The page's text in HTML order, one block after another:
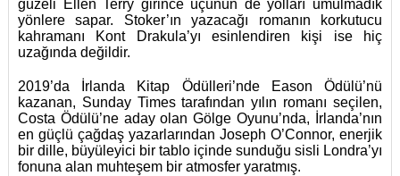
güzeli Ellen Terry girince üçünün de yolları umulmadık
yönlere sapar. Stoker’ın yazacağı romanın korkutucu
kahramanı Kont Drakula’yı esinlendiren kişi ise hiç
uzağında değildir.
2019’da İrlanda Kitap Ödülleri’nde Eason Ödülü’nü
kazanan, Sunday Times tarafından yılın romanı seçilen,
Costa Ödülü’ne aday olan Gölge Oyunu’nda, İrlanda’nın
en güçlü çağdaş yazarlarından Joseph O’Connor, enerjik
bir dille, büyüleyici bir tablo içinde sunduğu sisli Londra’yı
fonuna alan muhteşem bir atmosfer yaratmış.